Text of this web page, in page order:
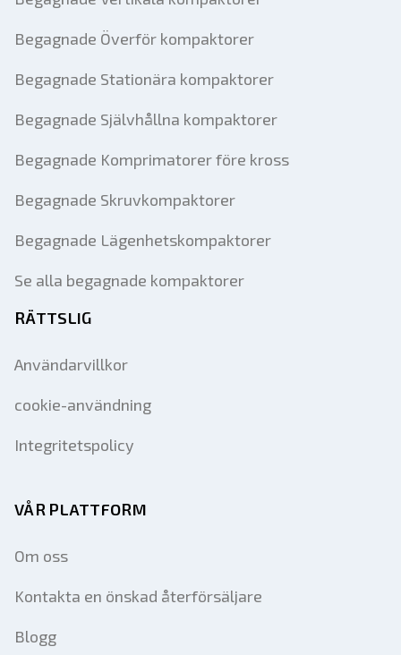
Begagnade Överför kompaktorer
Begagnade Stationära kompaktorer
Begagnade Självhållna kompaktorer
Begagnade Komprimatorer före kross
Begagnade Skruvkompaktorer
Begagnade Lägenhetskompaktorer
Se alla begagnade kompaktorer
RÄTTSLIG
Användarvillkor
cookie-användning
Integritetspolicy
VÅR PLATTFORM
Om oss
Kontakta en önskad återförsäljare
Blogg